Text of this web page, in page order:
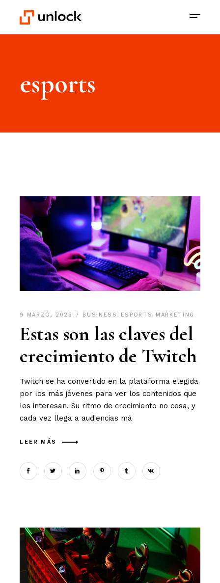
esports
9 MARZO, 2023 BUSINESS , ESPORTS, MARKETING
Estas son las claves del
crecimiento de Twitch
Twitch se ha convertido en la plataforma elegida
por los más jóvenes para ver los contenidos que
les interesan. Su ritmo de crecimiento no cesa, y
cada vez llega a audiencias má
LEER MÁS